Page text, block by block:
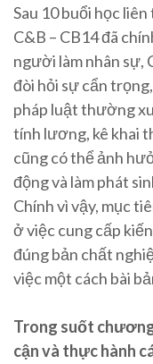
Sau 10 buổi học
C&B – CB14 đã
người làm nhân sự,
đòi hỏi sự cẩn
pháp luật thường
tính lương, kê khai
cũng có thể ảnh
động và làm phát
Chính vì vậy, mục
ở việc cung cấp
đúng bản chất
việc một cách bài
Trong suốt
cận và thực hành